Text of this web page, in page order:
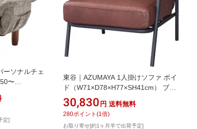
ーソナルチェ
〜
グレー
定]
東谷｜AZUMAYA 1人掛けソファ ボイ
ド（W71×D78×H77×SH41cm） ブラ
ウン HS-954
30,830 円 送料無料
280ポイント (1 倍)
お取り寄せ[約1ヶ月半で出荷予定]